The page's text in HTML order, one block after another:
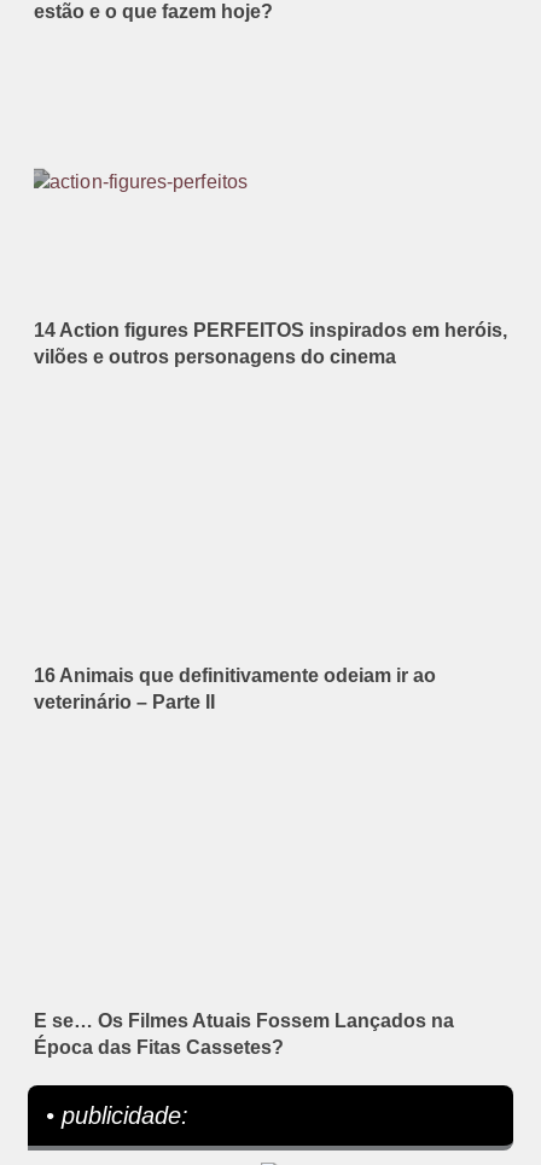
estão e o que fazem hoje?
14 Action figures PERFEITOS inspirados em heróis,
vilões e outros personagens do cinema
16 Animais que definitivamente odeiam ir ao
veterinário – Parte II
E se… Os Filmes Atuais Fossem Lançados na
Época das Fitas Cassetes?
• publicidade: